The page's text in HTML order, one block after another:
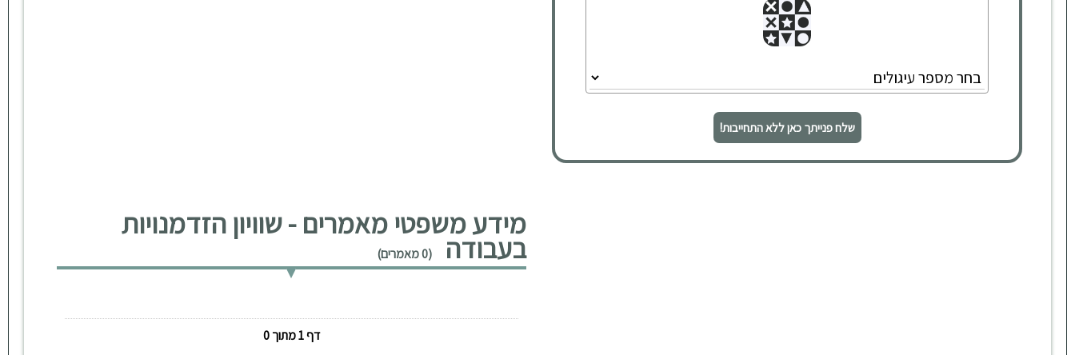
שלח פנייתך כאן ללא התחייבות!
מידע משפטי מאמרים - שוויון הזדמנויות
בעבודה (0 מאמרים)
דף 1 מתוך 0